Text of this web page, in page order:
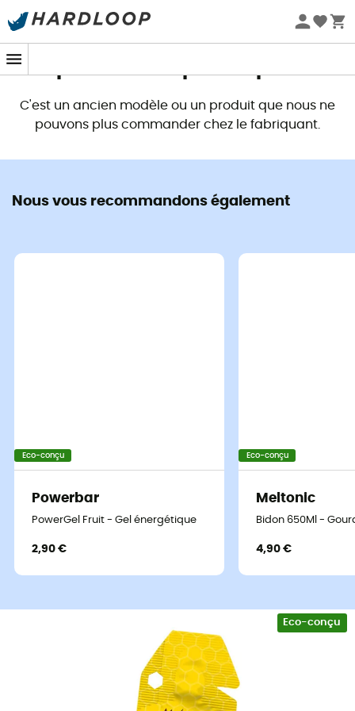
Promos d'été 🔥 -5 % EXTRA dès 2 produits* code Summer5
C'est un ancien modèle ou un produit que nous ne
pouvons plus commander chez le fabriquant.
Nous vous recommandons également
Eco-conçu
Powerbar
PowerGel Fruit - Gel énergétique
2,90 €
Eco-conçu
Meltonic
Bidon 650Ml -
4,90 €
Eco-conçu
Un zeste d'énergie pour vos exploits
En pleine ascension d'une montagne ou à mi-chemin
d'un marathon, chaque sportif connaît ce moment où